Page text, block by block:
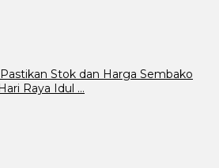
Stok dan Harga Sembako
Raya Idul …